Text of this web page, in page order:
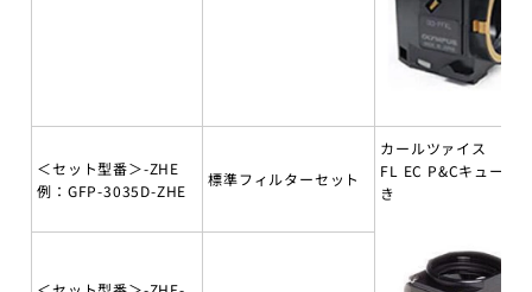
＜セット型番＞-ZHE
例：GFP-3035D-ZHE
標準フィルターセット
カールツァイス
FL EC P&Cキューブ
き